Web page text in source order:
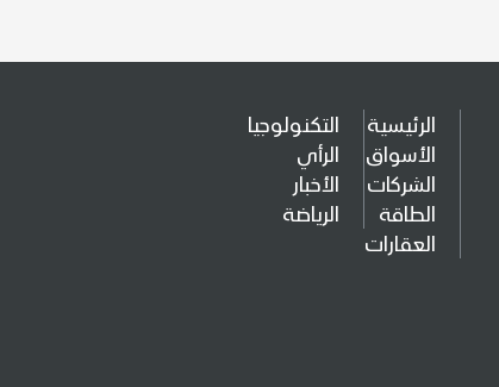
الرئيسية
الأسواق
الشركات
الطاقة
العقارات
التكنولوجيا
الرأي
الأخبار
الرياضة